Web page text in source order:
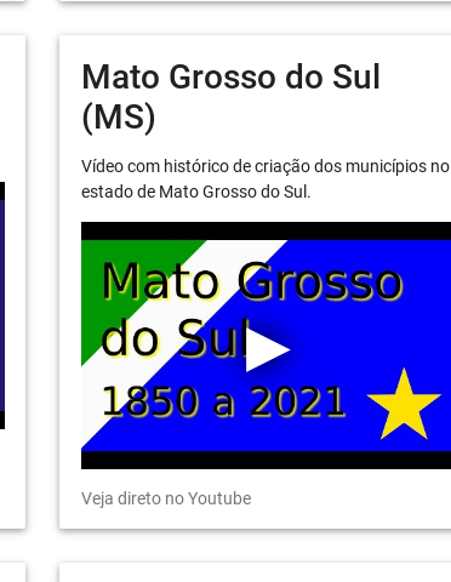
Mato Grosso do Sul
(MS)
Vídeo com histórico de criação dos municípios no
estado de Mato Grosso do Sul.
Veja direto no Youtube